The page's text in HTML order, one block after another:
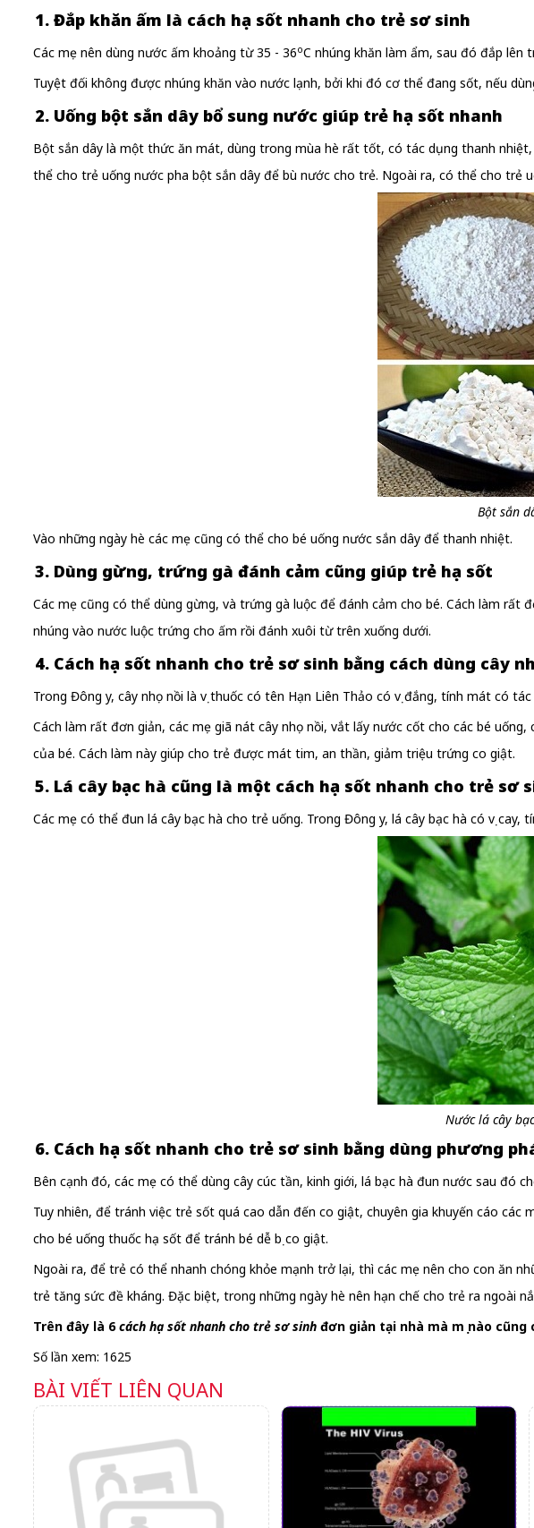
1. Đắp khăn ấm là cách hạ sốt nhanh cho trẻ sơ sinh
Các mẹ nên dùng nước ấm khoảng từ 35 - 36oC nhúng khăn làm ẩm, sau đó đắp lên
Tuyệt đối không được nhúng khăn vào nước lạnh, bởi khi đó cơ thể đang sốt, nếu
2. Uống bột sắn dây bổ sung nước giúp trẻ hạ sốt nhanh
Bột sắn dây là một thức ăn mát, dùng trong mùa hè rất tốt, có tác dụng thanh
thể cho trẻ uống nước pha bột sắn dây để bù nước cho trẻ. Ngoài ra, có thể cho trẻ
Bột sắn
Vào những ngày hè các mẹ cũng có thể cho bé uống nước sắn dây để thanh nhiệt.
3. Dùng gừng, trứng gà đánh cảm cũng giúp trẻ hạ sốt
Các mẹ cũng có thể dùng gừng, và trứng gà luộc để đánh cảm cho bé. Cách làm
nhúng vào nước luộc trứng cho ấm rồi đánh xuôi từ trên xuống dưới.
4. Cách hạ sốt nhanh cho trẻ sơ sinh bằng cách dùng cây
Trong Đông y, cây nhọ nồi là vị thuốc có tên Hạn Liên Thảo có vị đắng, tính mát có
Cách làm rất đơn giản, các mẹ giã nát cây nhọ nồi, vắt lấy nước cốt cho các bé
của bé. Cách làm này giúp cho trẻ được mát tim, an thần, giảm triệu trứng co giật.
5. Lá cây bạc hà cũng là một cách hạ sốt nhanh cho trẻ sơ
Các mẹ có thể đun lá cây bạc hà cho trẻ uống. Trong Đông y, lá cây bạc hà có vị
Nước lá cây
6. Cách hạ sốt nhanh cho trẻ sơ sinh bằng dùng phương
Bên cạnh đó, các mẹ có thể dùng cây cúc tần, kinh giới, lá bạc hà đun nước sau đó
Tuy nhiên, để tránh việc trẻ sốt quá cao dẫn đến co giật, chuyên gia khuyến cáo
cho bé uống thuốc hạ sốt để tránh bé dễ bị co giật.
Ngoài ra, để trẻ có thể nhanh chóng khỏe mạnh trở lại, thì các mẹ nên cho con ăn
trẻ tăng sức đề kháng. Đặc biệt, trong những ngày hè nên hạn chế cho trẻ ra ngoài
Trên đây là 6cách hạ sốt nhanh cho trẻ sơ sinh đơn giản tại nhà mà mẹ nào
Số lần xem: 1625
BÀI VIẾT LIÊN QUAN